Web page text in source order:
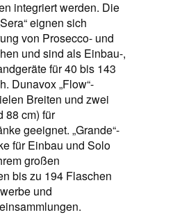
integriert werden. Die
eignen sich
von Prosecco- und
und sind als Einbau-,
für 40 bis 143
Dunavox „Flow“-
Breiten und zwei
88 cm) für
geeignet. „Grande“-
für Einbau und Solo
großen
bis zu 194 Flaschen
und